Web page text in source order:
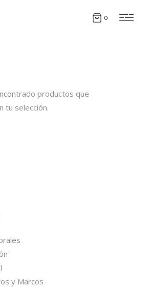
0
productos que
tu selección.
y Marcos